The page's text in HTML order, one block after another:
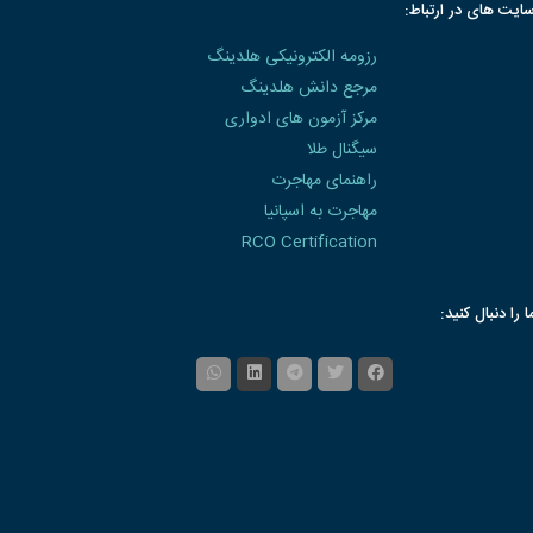
های در ارتباط:
رزومه الکترونیکی هلدینگ
مرجع دانش هلدینگ
مرکز آزمون های ادواری
سیگنال طلا
راهنمای مهاجرت
مهاجرت به اسپانیا
RCO Certification
را دنبال کنید: